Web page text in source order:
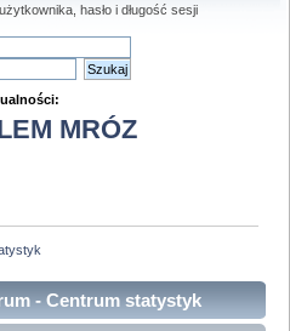
hasło i długość sesji
MRÓZ
- Centrum statystyk